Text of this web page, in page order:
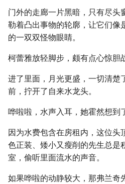
门外的走廊一片黑暗，只有尽头
勒着凸出事物的轮廓，让它们像
的一双双怪物眼睛。
柯蕾雅放轻脚步，颇有点心惊胆
进了里面，月光更盛，一切清楚
前，拧开了自来水龙头。
哗啦啦，水声入耳，她霍然想到
因为水费包含在房租内，这位头
色正装、矮小又瘦削的先生总是
室，偷听里面流水的声音。
如果哗啦的动静较大，那弗兰奇